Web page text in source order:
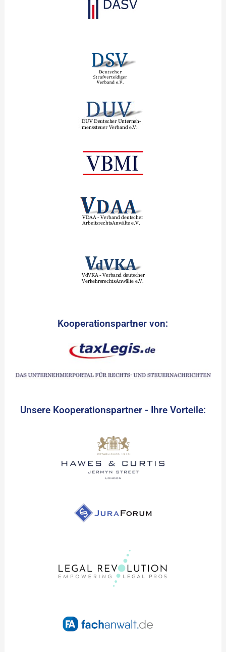
Kooperationspartner von:
Unsere Kooperationspartner - Ihre Vorteile: